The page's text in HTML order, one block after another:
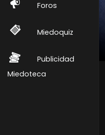
Foros
Miedoquiz
Publicidad
Miedoteca